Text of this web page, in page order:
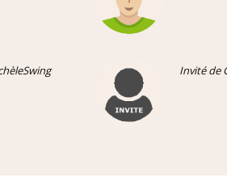
Invité de